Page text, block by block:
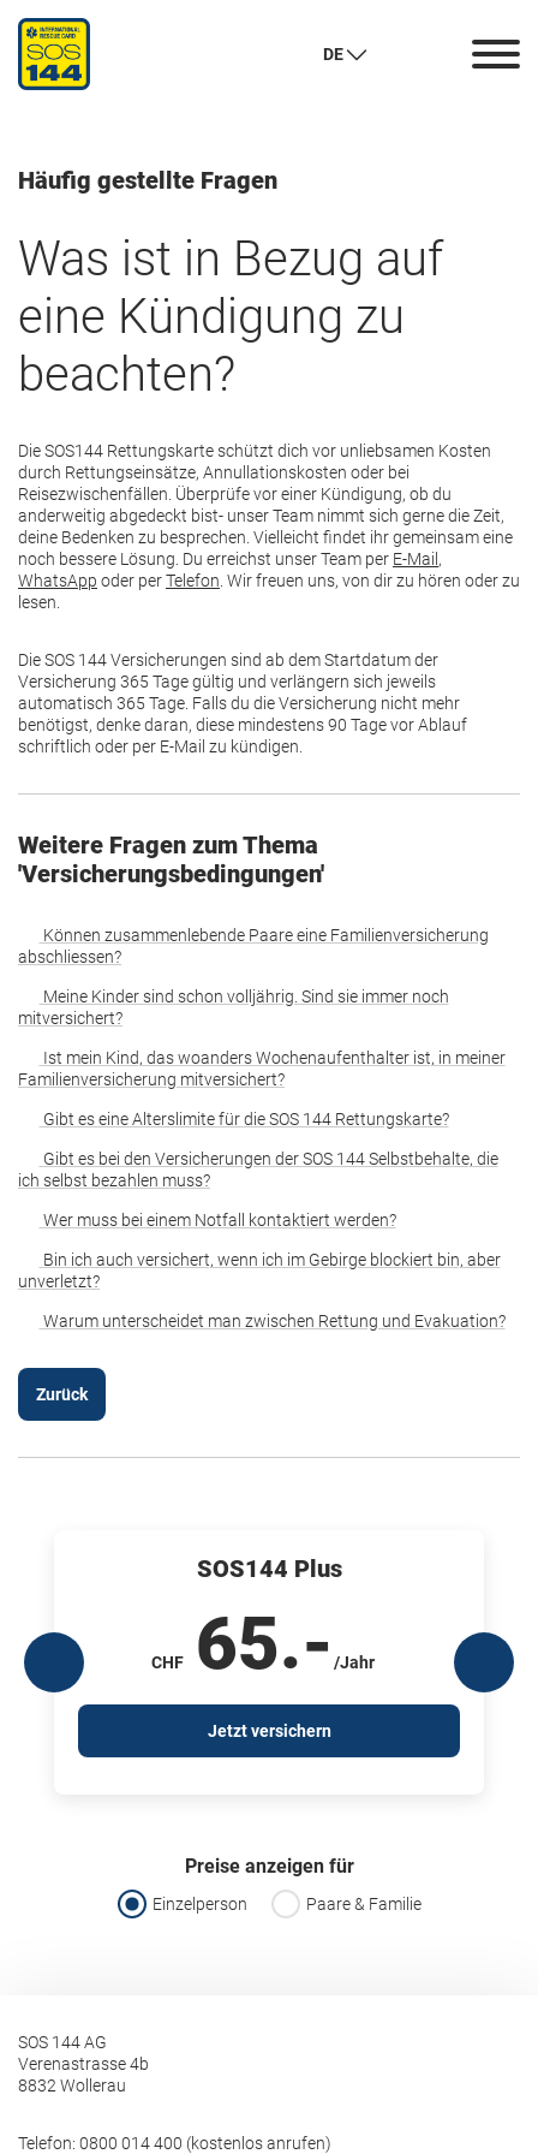
DE
Häufig gestellte Fragen
Was ist in Bezug auf
eine Kündigung zu
beachten?
Die SOS144 Rettungskarte schützt dich vor unliebsamen Kosten
durch Rettungseinsätze, Annullationskosten oder bei
Reisezwischenfällen. Überprüfe vor einer Kündigung, ob du
anderweitig abgedeckt bist- unser Team nimmt sich gerne die Zeit,
deine Bedenken zu besprechen. Vielleicht findet ihr gemeinsam eine
noch bessere Lösung. Du erreichst unser Team per E-Mail ,
WhatsApp oder perTelefon . Wir freuen uns, von dir zu hören oder zu
lesen.
Die SOS 144 Versicherungen sind ab dem Startdatum der
Versicherung 365 Tage gültig und verlängern sich jeweils
automatisch 365 Tage. Falls du die Versicherung nicht mehr
benötigst, denke daran, diese mindestens 90 Tage vor Ablauf
schriftlich oder per E-Mail zu kündigen.
Weitere Fragen zum Thema
'Versicherungsbedingungen'
Können zusammenlebende Paare eine Familienversicherung
abschliessen?
Meine Kinder sind schon volljährig. Sind sie immer noch
mitversichert?
Ist mein Kind, das woanders Wochenaufenthalter ist, in meiner
Familienversicherung mitversichert?
Gibt es eine Alterslimite für die SOS 144 Rettungskarte?
Gibt es bei den Versicherungen der SOS 144 Selbstbehalte, die
ich selbst bezahlen muss?
Wer muss bei einem Notfall kontaktiert werden?
Bin ich auch versichert, wenn ich im Gebirge blockiert bin, aber
unverletzt?
Warum unterscheidet man zwischen Rettung und Evakuation?
Zurück
SOS144 Plus
CHF 65.- /Jahr
Jetzt versichern
Preise anzeigen für
Einzelperson Paare & Familie
SOS 144 AG
Verenastrasse 4b
8832 Wollerau
Telefon: 0800 014 400 (kostenlos anrufen)